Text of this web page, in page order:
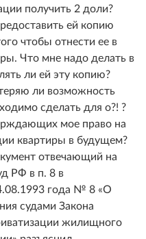
получить 2 доли?
ей копию
чтобы отнести ее в
Что мне надо делать в
ли ей эту копию?
ли возможность
сделать для о?! ?
мое право на
квартиры в будущем?
отвечающий на
РФ в п. 8 в
года № 8 «О
судами Закона
жилищного